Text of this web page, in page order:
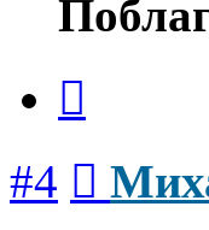
#4